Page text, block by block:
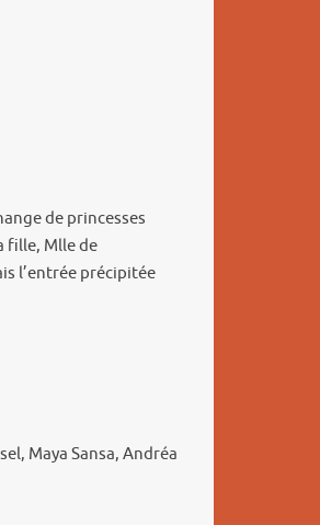
de princesses
fille, Mlle de
l’entrée précipitée
Maya Sansa, Andréa